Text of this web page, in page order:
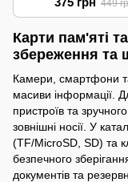
449
Карти пам'яті
збереження та
Камери, смартфони
масиви інформації.
пристроїв та
зовнішні носії. У
(TF/MicroSD, SD) та
безпечного
документів та